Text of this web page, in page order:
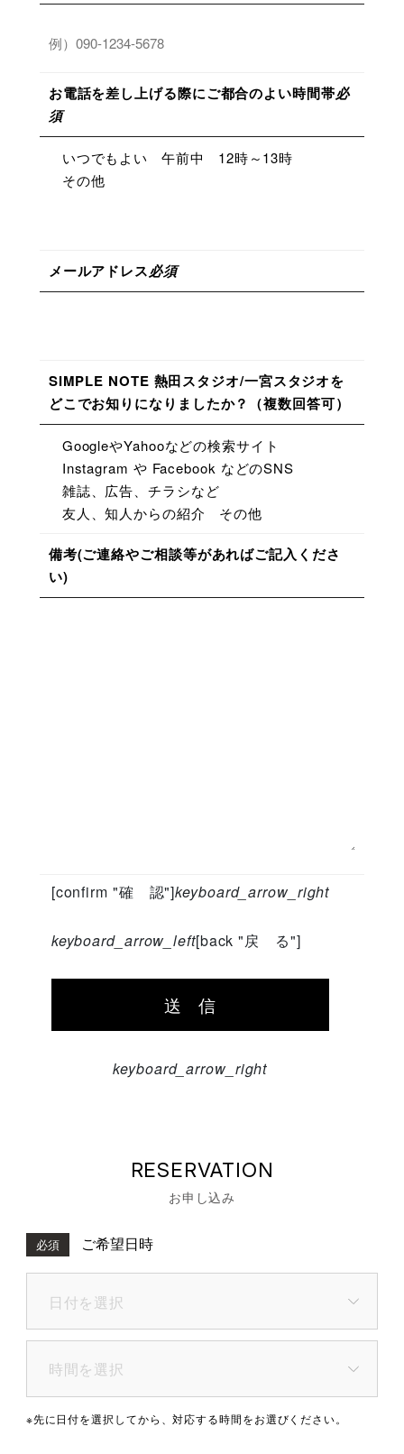
お電話を差し上げる際にご都合のよい時間帯必
須
いつでもよい 午前中
12時～13時
その他
メールアドレス必須
SIMPLE NOTE 熱田スタジオ/一宮スタジオを
どこでお知りになりましたか？（複数回答可）
GoogleやYahooなどの検索サイト
Instagram や Facebook などのSNS
雑誌、広告、チラシなど
友人、知人からの紹介
その他
備考(ご連絡やご相談等があればご記入くださ
い)
[confirm "確 認"]keyboard_arrow_right
keyboard_arrow_left[back "戻 る"]
keyboard_arrow_right
RESERVATION
お申し込み
必須 ご希望日時
※先に日付を選択してから、対応する時間をお選びください。